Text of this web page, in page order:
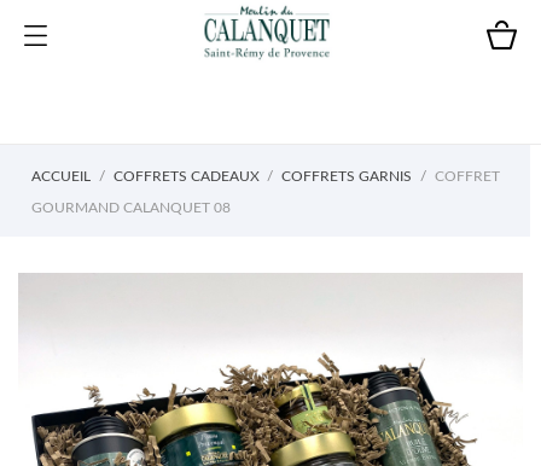
ACCUEIL COFFRETS CADEAUX COFFRETS GARNIS COFFRET
GOURMAND CALANQUET 08